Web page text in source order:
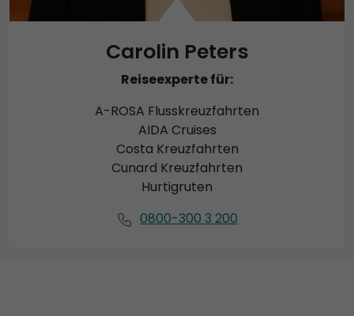
Carolin Peters
Reiseexperte für:
A-ROSA Flusskreuzfahrten
AIDA Cruises
Costa Kreuzfahrten
Cunard Kreuzfahrten
Hurtigruten
0800-300 3 200